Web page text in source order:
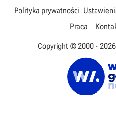
Polityka prywatności
Praca
Copyright © 2000 - 2026